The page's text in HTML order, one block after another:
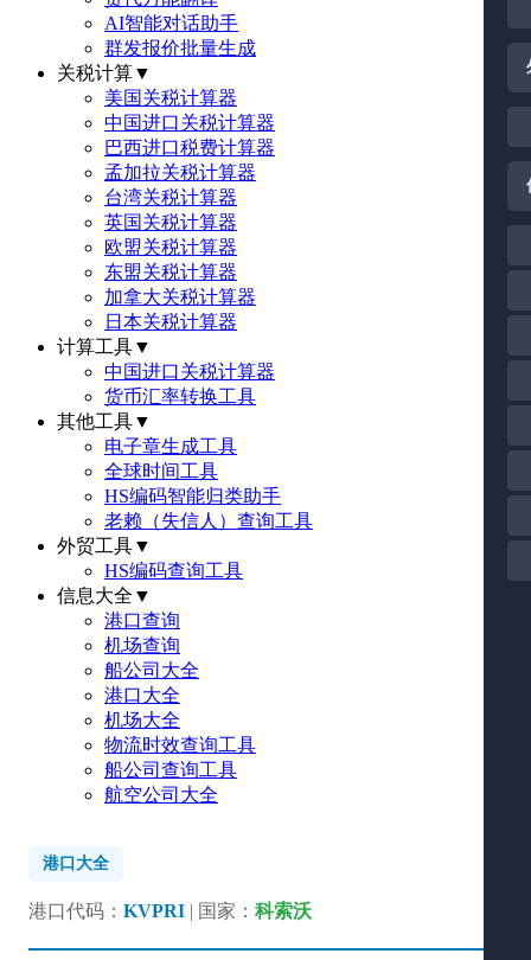
AI智能对话助手
群发报价批量生成
关税计算▼
美国关税计算器
中国进口关税计算器
巴西进口税费计算器
孟加拉关税计算器
台湾关税计算器
英国关税计算器
欧盟关税计算器
东盟关税计算器
加拿大关税计算器
日本关税计算器
计算工具▼
中国进口关税计算器
货币汇率转换工具
其他工具▼
电子章生成工具
全球时间工具
HS编码智能归类助手
老赖（失信人）查询工具
外贸工具▼
HS编码查询工具
信息大全 ▼
港口查询
机场查询
船公司大全
港口大全
机场大全
物流时效查询工具
船公司查询工具
航空公司大全
港口大全
港口代码： KVPRI | 国家： 科索沃